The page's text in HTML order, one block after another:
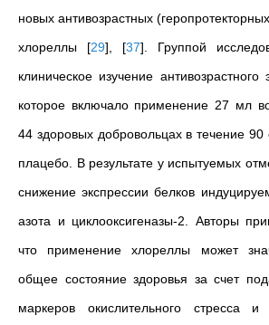
новых антивозрастных
хлореллы [29] [37] . Группой
клиническое изучение
которое включало применение 27 мл
44 здоровых добровольцах в течение 90
плацебо . В результате у испытуемых
снижение экспрессии белков
азота и циклооксигеназы-2. Авторы
что применение хлореллы может
общее состояние здоровья за счет
маркеров окислительного стресса и